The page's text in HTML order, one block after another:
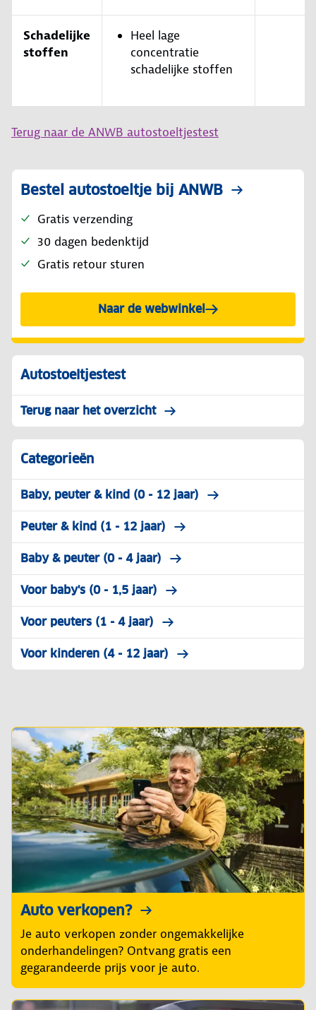
Schadelijke
stoffen
Heel lage
concentratie
schadelijke stoffen
Terug naar de ANWB autostoeltjestest
Bestel autostoeltje bij ANWB
Gratis verzending
30 dagen bedenktijd
Gratis retour sturen
Naar de webwinkel
Autostoeltjestest
Terug naar het overzicht
Categorieën
Baby, peuter & kind (0 - 12 jaar)
Peuter & kind (1 - 12 jaar)
Baby & peuter (0 - 4 jaar)
Voor baby's (0 - 1,5 jaar)
Voor peuters (1 - 4 jaar)
Voor kinderen (4 - 12 jaar)
Auto verkopen?
Je auto verkopen zonder ongemakkelijke
onderhandelingen? Ontvang gratis een
gegarandeerde prijs voor je auto.